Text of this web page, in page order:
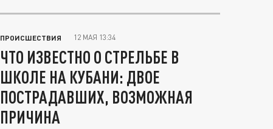
ПРОИСШЕСТВИЯ 12 МАЯ 13:34
ЧТО ИЗВЕСТНО О СТРЕЛЬБЕ В
ШКОЛЕ НА КУБАНИ: ДВОЕ
ПОСТРАДАВШИХ, ВОЗМОЖНАЯ
ПРИЧИНА